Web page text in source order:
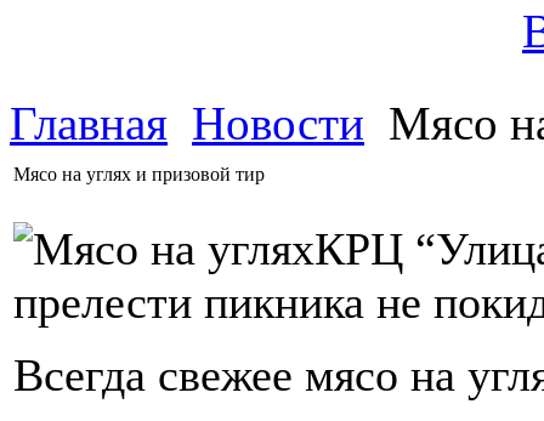
Главная Новости Мясо
Мясо на углях и призовой тир
КРЦ
прелести пикника не
Всегда свежее мясо на